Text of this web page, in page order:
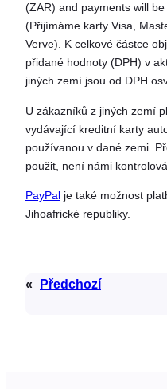
(ZAR) and payments will
(Přijímáme karty Visa,
Verve). K celkové částce
přidané hodnoty (DPH) v
jiných zemí jsou od DPH
U zákazníků z jiných zemí
vydávající kreditní karty
používanou v dané zemi.
použit, není námi
PayPal je také možnost
Jihoafrické republiky.
«
Předchozí